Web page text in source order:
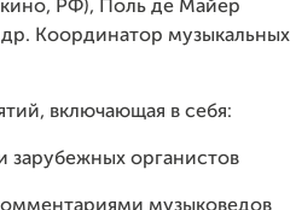
РФ), Поль де Майер
Координатор музыкальных
включающая в себя:
зарубежных органистов